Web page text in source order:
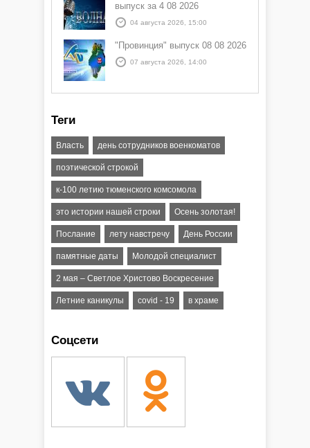
выпуск за 4 08 2026
04 августа 2026, 15:00
"Провинция" выпуск 08 08 2026
07 августа 2026, 14:00
Теги
Власть день сотрудников военкоматов
поэтической строкой
к-100 летию тюменского комсомола
это истории нашей строки Осень золотая!
Послание лету навстречу День России
памятные даты Молодой специалист
2 мая – Светлое Христово Воскресение
Летние каникулы covid - 19 в храме
Соцсети